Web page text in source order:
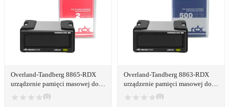
Overland-Tandberg 8865-RDX
urządzenie pamięci masowej do
wykonywania kopii zapasowych
Dysk magazynowy Wkładka RDX
(0)
Overland-Tandberg 8863-RDX
urządzenie pamięci masowej do
wykonywania kopii zapasowych
Dysk magazynowy Wkładka RDX
(0)